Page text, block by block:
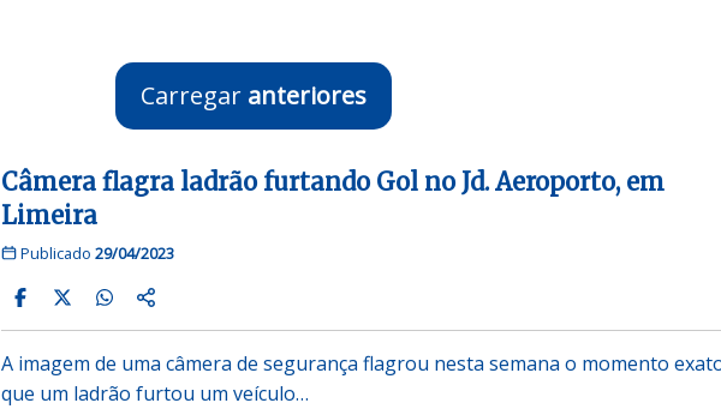
Carregar anteriores
Câmera flagra ladrão furtando Gol no Jd. Aeroporto, em
Limeira
Publicado 29/04/2023
A imagem de uma câmera de segurança flagrou nesta semana o momento
que um ladrão furtou um veículo…